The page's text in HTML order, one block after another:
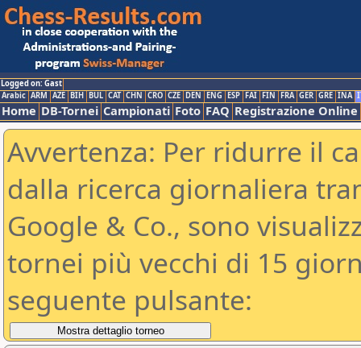
Logged on: Gast
Arabic ARM AZE BIH BUL CAT CHN CRO CZE DEN ENG ESP FAI FIN FRA GER GRE INA
Home DB-Tornei Campionati Foto FAQ Registrazione Online
Avvertenza: Per ridurre il
dalla ricerca giornaliera
Google & Co., sono
tornei più vecchi di 15
seguente pulsante: